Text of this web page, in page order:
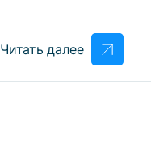
Читать далее